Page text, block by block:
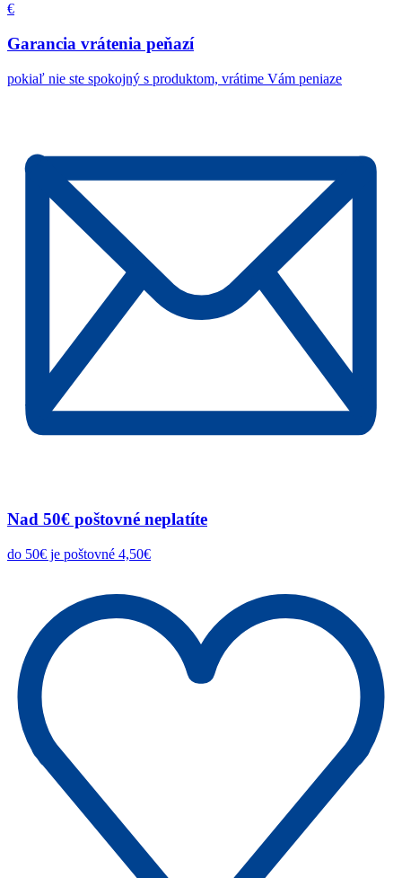
€
Garancia vrátenia peňazí
pokiaľ nie ste spokojný s produktom, vrátime Vám peniaze
Nad 50€ poštovné neplatíte
do 50€ je poštovné 4,50€